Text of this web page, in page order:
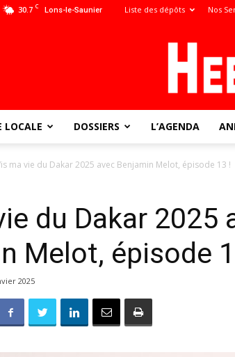
30.7 C Lons-le-Saunier Liste des dépôts Nos
LOCALE DOSSIERS L’AGENDA
ma vie du Dakar 2025 avec Benjamin Melot, épisode 13 !
du Dakar 2025
Melot, épisode
2025